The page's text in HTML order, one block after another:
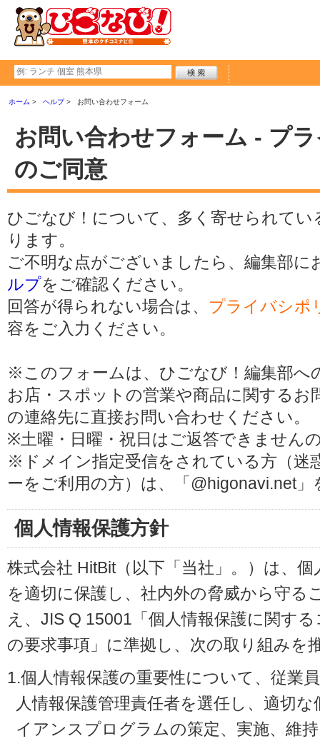
ホーム ヘルプ お問い合わせフォーム
お問い合わせフォーム - プ
のご同意
ひごなび！について、多く寄せられてい
ります。
ご不明な点がございましたら、編集部
ルプをご確認ください。
回答が得られない場合は、 プライバシポ
容をご入力ください。
※このフォームは、ひごなび！編集部へ
お店・スポットの営業や商品に関する
の連絡先に直接お問い合わせください。
※土曜・日曜・祝日はご返答できません
※ドメイン指定受信をされている方（迷
ーをご利用の方）は、「@higonavi.net
個人情報保護方針
株式会社 HitBit（以下「当社」。）は、
を適切に保護し、社内外の脅威から守る
え、JIS Q 15001「個人情報保護に関す
の要求事項」に準拠し、次の取り組みを
1.個人情報保護の重要性について、従業
人情報保護管理責任者を選任し、適切
イアンスプログラムの策定、実施、維